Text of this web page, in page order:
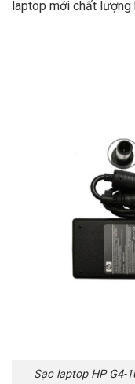
laptop mới chất lượng
Sạc laptop HP G4-